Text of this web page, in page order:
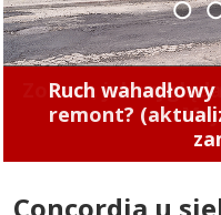
Zobacz, jak
1 2